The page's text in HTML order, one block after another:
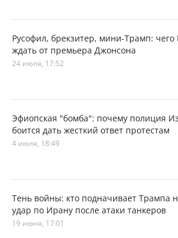
Русофил, брекзитер, мини-Трамп: чего
ждать от премьера Джонсона
24 июля, 17:52
Эфиопская "бомба": почему полиция
боится дать жесткий ответ протестам
4 июля, 18:49
Тень войны: кто подначивает Трампа
удар по Ирану после атаки танкеров
19 июня, 17:01